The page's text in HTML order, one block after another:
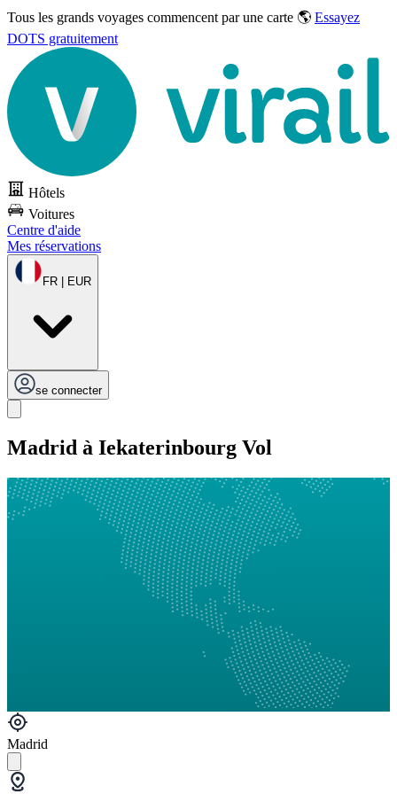
Tous les grands voyages commencent par une carte 🌎 Essayez
DOTS gratuitement
Hôtels
Voitures
Centre d'aide
Mes réservations
FR | EUR
se connecter
Madrid à Iekaterinbourg Vol
Madrid